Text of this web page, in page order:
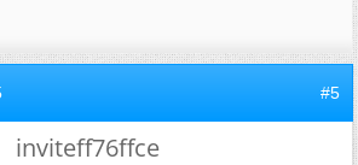
#5
inviteff76ffce